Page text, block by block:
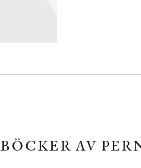
BÖCKER AV